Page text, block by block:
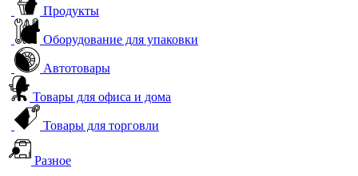
Продукты
Оборудование для упаковки
Автотовары
Товары для офиса и дома
Товары для торговли
Разное